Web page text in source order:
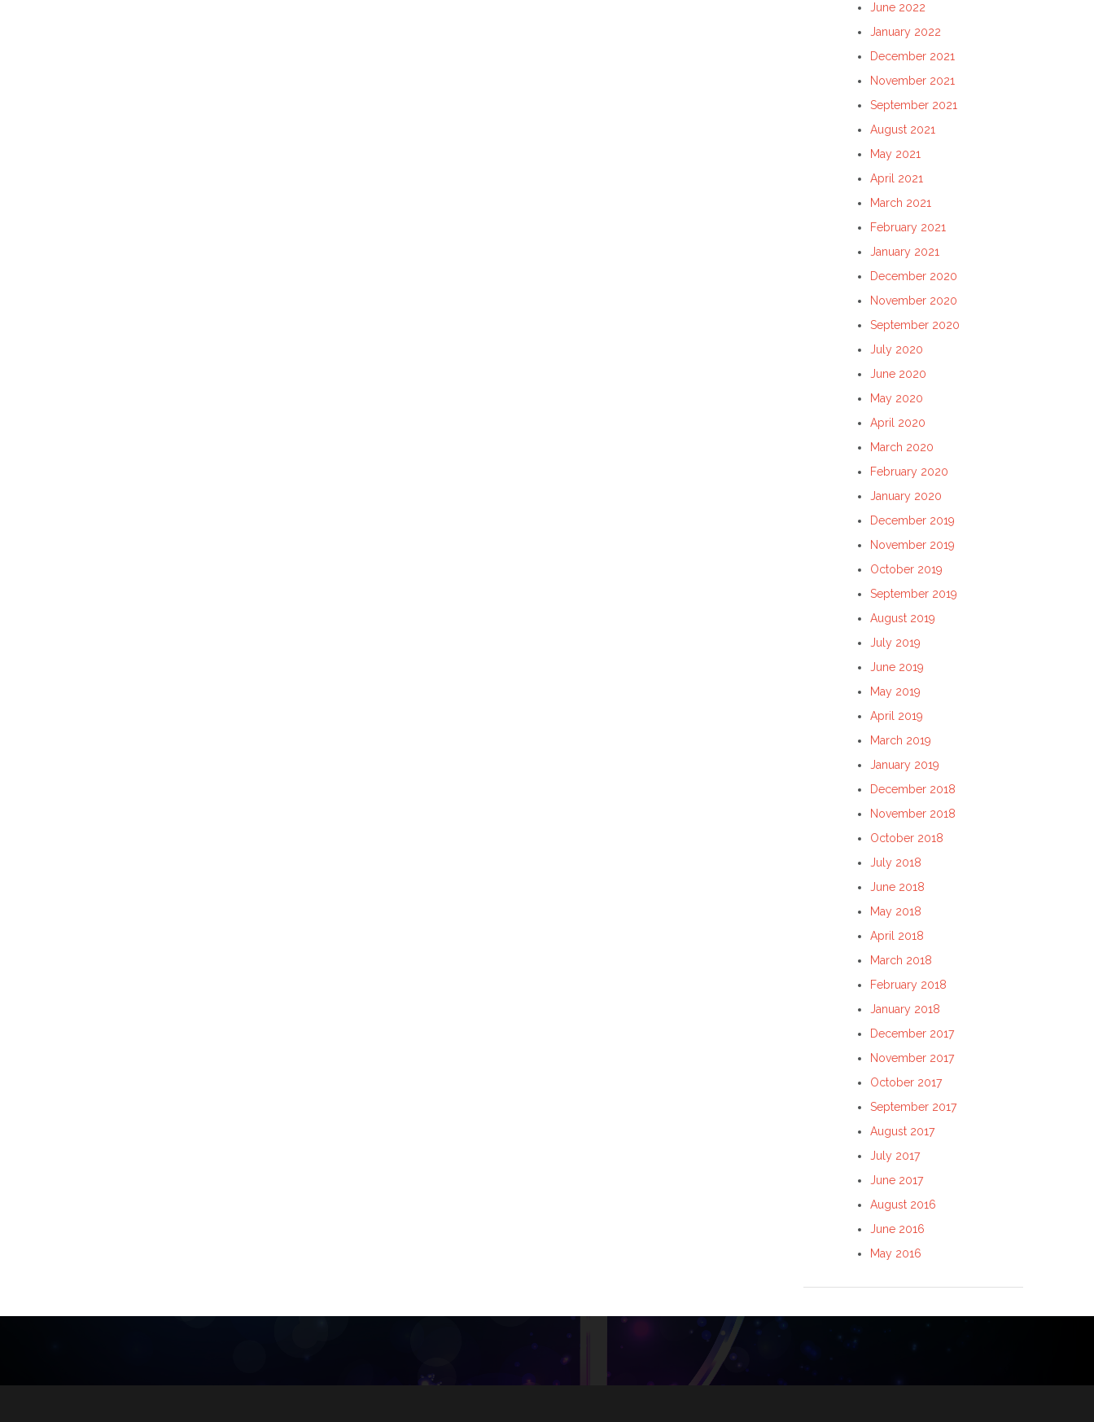
June 2022
January 2022
December 2021
November 2021
September 2021
August 2021
May 2021
April 2021
March 2021
February 2021
January 2021
December 2020
November 2020
September 2020
July 2020
June 2020
May 2020
April 2020
March 2020
February 2020
January 2020
December 2019
November 2019
October 2019
September 2019
August 2019
July 2019
June 2019
May 2019
April 2019
March 2019
January 2019
December 2018
November 2018
October 2018
July 2018
June 2018
May 2018
April 2018
March 2018
February 2018
January 2018
December 2017
November 2017
October 2017
September 2017
August 2017
July 2017
June 2017
August 2016
June 2016
May 2016